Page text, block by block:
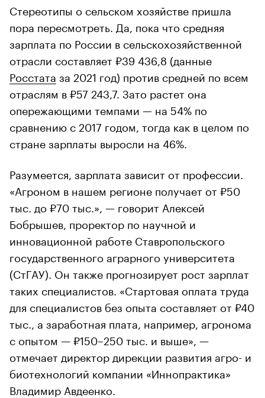
Стереотипы о сельском хозяйстве пришла
пора пересмотреть. Да, пока что средняя
зарплата по России в сельскохозяйственной
отрасли составляет ₽39 436,8 (данные
Росстата за 2021 год) против средней по всем
отраслям в ₽57 243,7. Зато растет она
опережающими темпами — на 54% по
сравнению с 2017 годом, тогда как в целом по
стране зарплаты выросли на 46%.
Разумеется, зарплата зависит от профессии.
«Агроном в нашем регионе получает от ₽50
тыс. до ₽70 тыс.», — говорит Алексей
Бобрышев, проректор по научной и
инновационной работе Ставропольского
государственного аграрного университета
(СтГАУ). Он также прогнозирует рост зарплат
таких специалистов. «Стартовая оплата труда
для специалистов без опыта составляет от ₽40
тыс., а заработная плата, например, агронома
с опытом — ₽150–250 тыс. и выше», —
отмечает директор дирекции развития агро- и
биотехнологий компании «Иннопрактика»
Владимир Авдеенко.